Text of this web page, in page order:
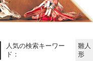
人気の検索キーワー
ド：
雛人
形